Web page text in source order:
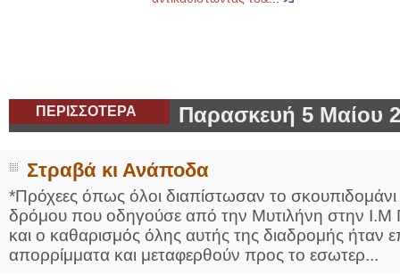
ΠΕΡΙΣΣΟΤΕΡΑ Παρασκευή 5 Μαίου
Στραβά κι Ανάποδα
*Πρόχεες όπως όλοι διαπίστωσαν το
δρόμου που οδηγούσε από την Μυτιλήνη στην Ι.Μ
και ο καθαρισμός όλης αυτής της διαδρομής ήταν
απορρίμματα και μεταφερθούν προς το εσωτερ...